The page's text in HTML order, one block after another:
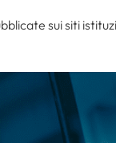
sui siti